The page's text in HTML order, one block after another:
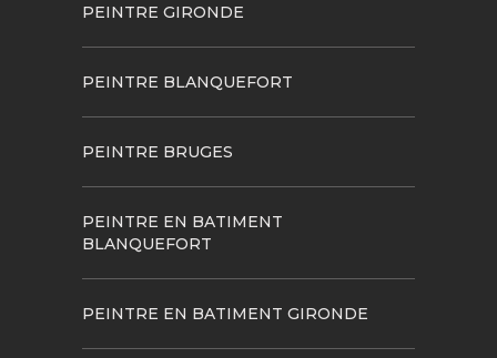
PEINTRE GIRONDE
PEINTRE BLANQUEFORT
PEINTRE BRUGES
PEINTRE EN BATIMENT
BLANQUEFORT
PEINTRE EN BATIMENT GIRONDE